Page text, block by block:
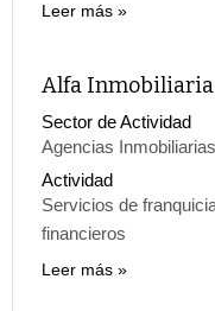
Leer más
Alfa Inmobiliaria
Sector de Actividad
Agencias Inmobiliarias
Actividad
Servicios de
financieros
Leer más